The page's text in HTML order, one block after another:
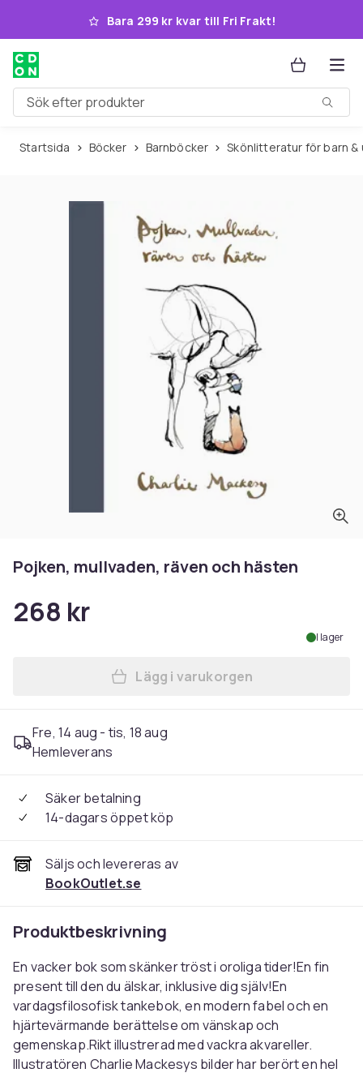
Hoppa till huvudinnehållet
Bara 299 kr kvar till Fri Frakt!
Sök efter produkter
Startsida Böcker Barnböcker Skönlitteratur för barn
Pojken, mullvaden, räven och hästen
268 kr
I lager
Lägg till Pojken,
Lägg i varukorgen
Fre, 14 aug - tis, 18 aug
Hemleverans
Säker betalning
14-dagars öppet köp
Säljs och levereras av
BookOutlet.se
Produktbeskrivning
En vacker bok som skänker tröst i oroliga tider!En fin
present till den du älskar, inklusive dig själv!En
vardagsfilosofisk tankebok, en modern fabel och en
hjärtevärmande berättelse om vänskap och
gemenskap.Rikt illustrerad med vackra akvareller.
Illustratören Charlie Mackesys bilder har berört en hel